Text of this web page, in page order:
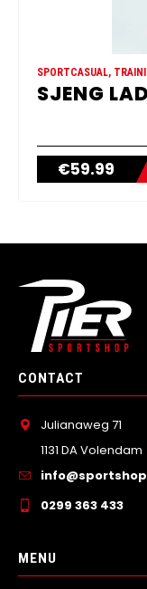
SPORTCASUAL,
SJENG
€59.99
CONTACT
Julianaweg 71
1131 DA Volendam
0299 363 433
MENU